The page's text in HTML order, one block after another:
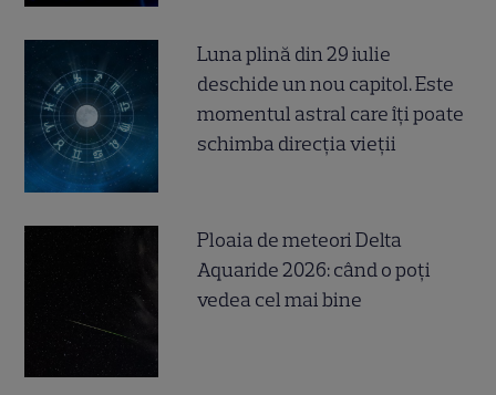
Luna plină din 29 iulie
deschide un nou capitol. Este
momentul astral care îți poate
schimba direcția vieții
Ploaia de meteori Delta
Aquaride 2026: când o poți
vedea cel mai bine